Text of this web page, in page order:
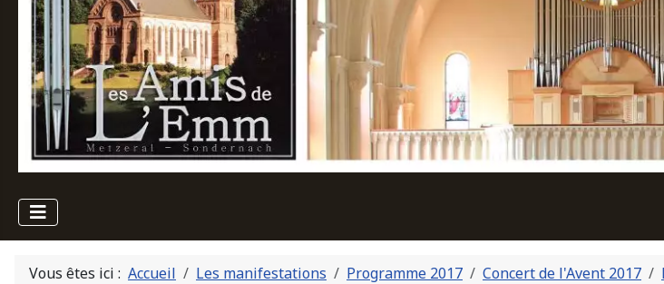
Vous êtes ici : Accueil Les manifestations Programme 2017 Concert de l'Avent 2017